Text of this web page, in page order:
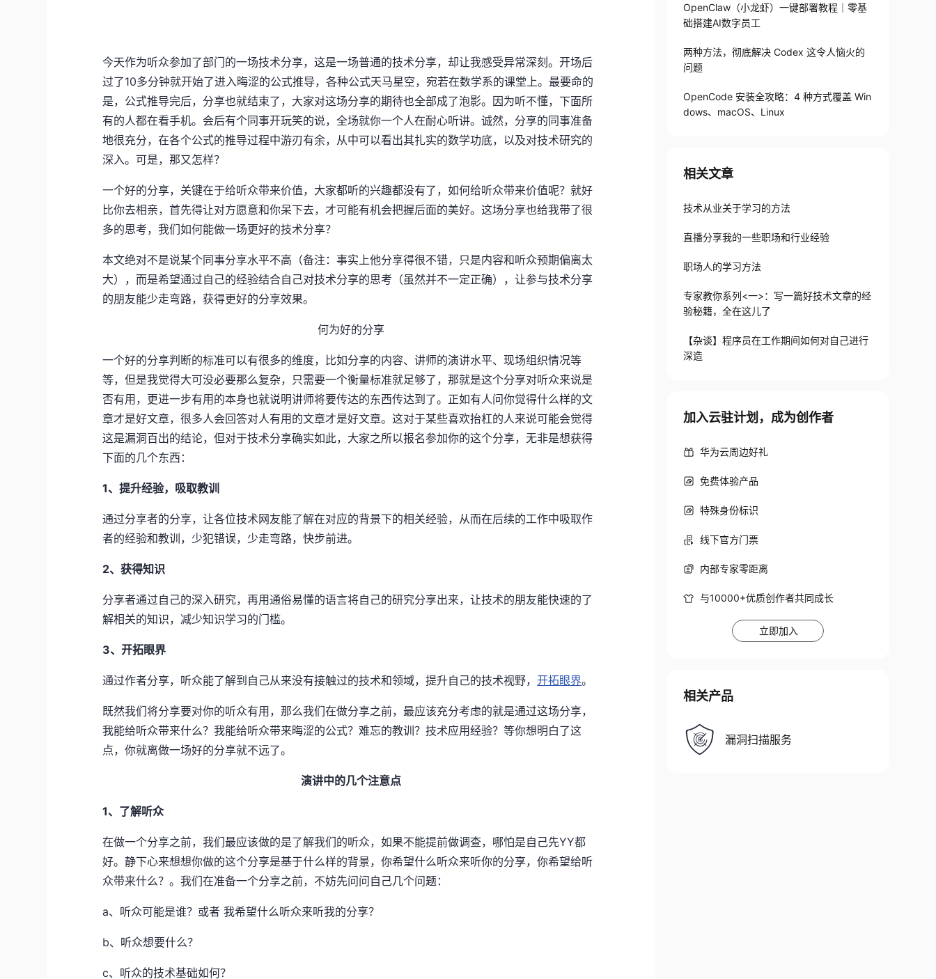
今天作为听众参加了部门的一场技术分享，这是一场普通的技术分享，却让我感受异常深刻。开场后
过了10多分钟就开始了进入晦涩的公式推导，各种公式天马星空，宛若在数学系的课堂上。最要命的
是，公式推导完后，分享也就结束了，大家对这场分享的期待也全部成了泡影。因为听不懂，下面所
有的人都在看手机。会后有个同事开玩笑的说，全场就你一个人在耐心听讲。诚然，分享的同事准备
地很充分，在各个公式的推导过程中游刃有余，从中可以看出其扎实的数学功底，以及对技术研究的
深入。可是，那又怎样？
一个好的分享，关键在于给听众带来价值，大家都听的兴趣都没有了，如何给听众带来价值呢？就好
比你去相亲，首先得让对方愿意和你呆下去，才可能有机会把握后面的美好。这场分享也给我带了很
多的思考，我们如何能做一场更好的技术分享？
本文绝对不是说某个同事分享水平不高（备注：事实上他分享得很不错，只是内容和听众预期偏离太
大），而是希望通过自己的经验结合自己对技术分享的思考（虽然并不一定正确），让参与技术分享
的朋友能少走弯路，获得更好的分享效果。
何为好的分享
一个好的分享判断的标准可以有很多的维度，比如分享的内容、讲师的演讲水平、现场组织情况等
等，但是我觉得大可没必要那么复杂，只需要一个衡量标准就足够了，那就是这个分享对听众来说是
否有用，更进一步有用的本身也就说明讲师将要传达的东西传达到了。正如有人问你觉得什么样的文
章才是好文章，很多人会回答对人有用的文章才是好文章。这对于某些喜欢抬杠的人来说可能会觉得
这是漏洞百出的结论，但对于技术分享确实如此，大家之所以报名参加你的这个分享，无非是想获得
下面的几个东西：
1、提升经验，吸取教训
通过分享者的分享，让各位技术网友能了解在对应的背景下的相关经验，从而在后续的工作中吸取作
者的经验和教训，少犯错误，少走弯路，快步前进。
2、获得知识
分享者通过自己的深入研究，再用通俗易懂的语言将自己的研究分享出来，让技术的朋友能快速的了
解相关的知识，减少知识学习的门槛。
3、开拓眼界
通过作者分享，听众能了解到自己从来没有接触过的技术和领域，提升自己的技术视野，开拓眼界。
既然我们将分享要对你的听众有用，那么我们在做分享之前，最应该充分考虑的就是通过这场分享，
我能给听众带来什么？我能给听众带来晦涩的公式？难忘的教训？技术应用经验？等你想明白了这
点，你就离做一场好的分享就不远了。
演讲中的几个注意点
1、了解听众
在做一个分享之前，我们最应该做的是了解我们的听众，如果不能提前做调查，哪怕是自己先YY都
好。静下心来想想你做的这个分享是基于什么样的背景，你希望什么听众来听你的分享，你希望给听
众带来什么？。我们在准备一个分享之前，不妨先问问自己几个问题：
a、听众可能是谁？或者 我希望什么听众来听我的分享？
b、听众想要什么？
c、听众的技术基础如何？
OpenClaw（小龙虾）一键部署教程｜零基
础搭建AI数字员工
两种方法，彻底解决 Codex 这令人恼火的
问题
OpenCode 安装全攻略：4 种方式覆盖 Win
dows、macOS、Linux
相关文章
技术从业关于学习的方法
直播分享我的一些职场和行业经验
职场人的学习方法
专家教你系列<一>：写一篇好技术文章的经
验秘籍，全在这儿了
【杂谈】程序员在工作期间如何对自己进行
深造
加入云驻计划，成为创作者
华为云周边好礼
免费体验产品
特殊身份标识
线下官方门票
内部专家零距离
与10000+优质创作者共同成长
立即加入
相关产品
漏洞扫描服务